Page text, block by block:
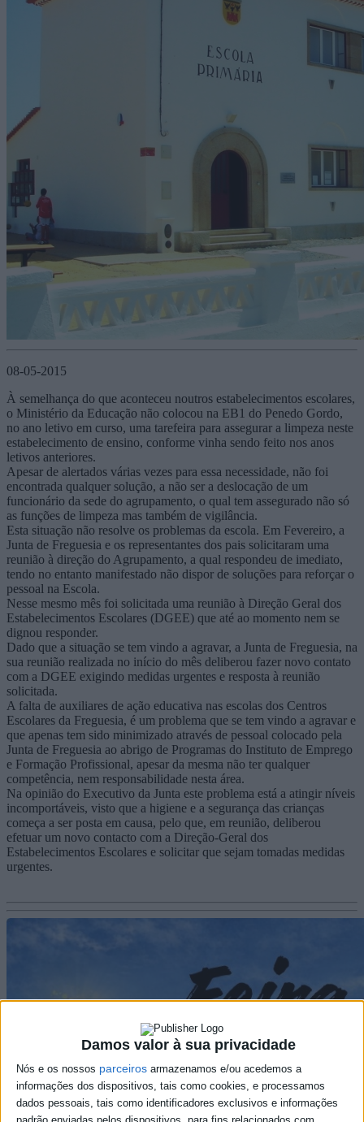
Damos valor à sua privacidade
Nós e os nossos parceiros armazenamos e/ou acedemos a
informações dos dispositivos, tais como cookies, e processamos
dados pessoais, tais como identificadores exclusivos e informações
08-05-2015
À semelhança do que aconteceu noutros estabelecimentos escolares,
o Ministério da Educação não colocou na EB1 do Penedo Gordo,
no ano letivo em curso, uma tarefeira para assegurar a limpeza neste
estabelecimento de ensino, conforme vinha sendo feito nos anos
letivos anteriores.
Apesar de alertados várias vezes para essa necessidade, não foi
encontrada qualquer solução, a não ser a deslocação de um
funcionário da sede do agrupamento, o qual tem assegurado não só
as funções de limpeza mas também de vigilância.
Esta situação não resolve os problemas da escola. Em Fevereiro, a
Junta de Freguesia e os representantes dos pais solicitaram uma
reunião à direção do Agrupamento, a qual respondeu de imediato,
tendo no entanto manifestado não dispor de soluções para reforçar o
pessoal na Escola.
Nesse mesmo mês foi solicitada uma reunião à Direção Geral dos
Estabelecimentos Escolares (DGEE) que até ao momento nem se
dignou responder.
Dado que a situação se tem vindo a agravar, a Junta de Freguesia, na
sua reunião realizada no início do mês deliberou fazer novo contato
com a DGEE exigindo medidas urgentes e resposta à reunião
solicitada.
A falta de auxiliares de ação educativa nas escolas dos Centros
Escolares da Freguesia, é um problema que se tem vindo a agravar e
que apenas tem sido minimizado através de pessoal colocado pela
Junta de Freguesia ao abrigo de Programas do Instituto de Emprego
e Formação Profissional, apesar da mesma não ter qualquer
competência, nem responsabilidade nesta área.
Na opinião do Executivo da Junta este problema está a atingir níveis
incomportáveis, visto que a higiene e a segurança das crianças
começa a ser posta em causa, pelo que, em reunião, deliberou
efetuar um novo contacto com a Direção-Geral dos
Estabelecimentos Escolares e solicitar que sejam tomadas medidas
urgentes.